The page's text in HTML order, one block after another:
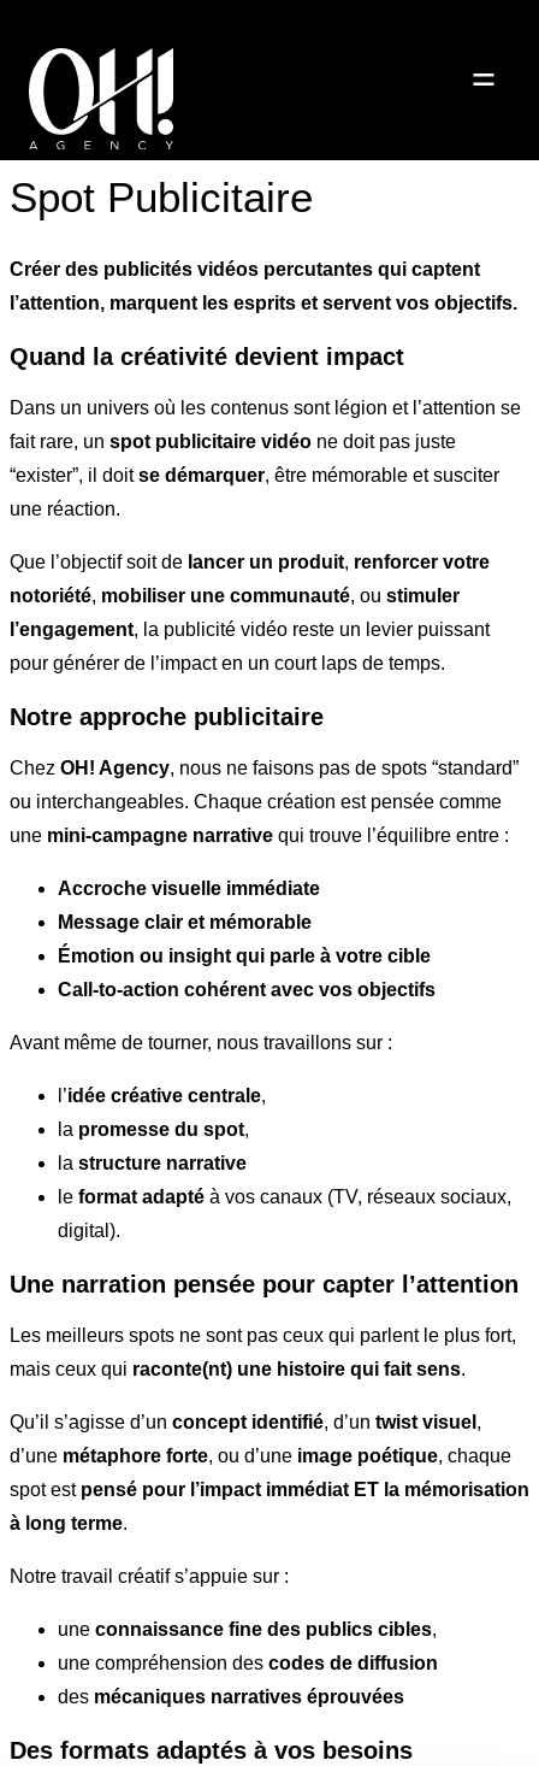
Spot Publicitaire
Créer des publicités vidéos percutantes qui captent
l’attention, marquent les esprits et servent vos objectifs.
Quand la créativité devient impact
Dans un univers où les contenus sont légion et l’attention se
fait rare, un spot publicitaire vidéo ne doit pas juste
“exister”, il doitse démarquer, être mémorable et susciter
une réaction.
Que l’objectif soit de lancer un produit, renforcer votre
notoriété, mobiliser une communauté, ou stimuler
l’engagement, la publicité vidéo reste un levier puissant
pour générer de l’impact en un court laps de temps.
Notre approche publicitaire
Chez OH! Agency, nous ne faisons pas de spots “standard”
ou interchangeables. Chaque création est pensée comme
une mini-campagne narrative qui trouve l’équilibre entre :
Accroche visuelle immédiate
Message clair et mémorable
Émotion ou insight qui parle à votre cible
Call-to-action cohérent avec vos objectifs
Avant même de tourner, nous travaillons sur :
l’idée créative centrale,
la promesse du spot,
la structure narrative
le format adapté à vos canaux (TV, réseaux sociaux,
digital).
Une narration pensée pour capter l’attention
Les meilleurs spots ne sont pas ceux qui parlent le plus fort,
mais ceux qui raconte(nt) une histoire qui fait sens.
Qu’il s’agisse d’un concept identifié, d’un twist visuel ,
d’une métaphore forte, ou d’une image poétique, chaque
spot est pensé pour l’impact immédiat ET la mémorisation
à long terme.
Notre travail créatif s’appuie sur :
une connaissance fine des publics cibles,
une compréhension des codes de diffusion
des mécaniques narratives éprouvées
Des formats adaptés à vos besoins